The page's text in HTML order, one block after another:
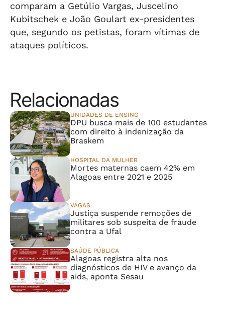
comparam a Getúlio Vargas, Juscelino
Kubitschek e João Goulart ex-presidentes
que, segundo os petistas, foram vítimas de
ataques políticos.
Relacionadas
UNIDADES DE ENSINO
DPU busca mais de 100 estudantes
com direito à indenização da
Braskem
HOSPITAL DA MULHER
Mortes maternas caem 42% em
Alagoas entre 2021 e 2025
VAGAS
Justiça suspende remoções de
militares sob suspeita de fraude
contra a Ufal
SAÚDE PÚBLICA
Alagoas registra alta nos
diagnósticos de HIV e avanço da
aids, aponta Sesau